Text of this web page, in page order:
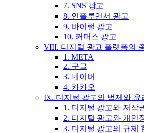
7. SNS 광고
8. 인플루언서 광고
9. 바이럴 광고
10. 커머스 광고
VIII. 디지털 광고 플랫폼의
1. META
2. 구글
3. 네이버
4. 카카오
IX. 디지털 광고의 법제와 윤
1. 디지털 광고와 저작
2. 디지털 광고와 개인
3. 디지털 광고의 규제